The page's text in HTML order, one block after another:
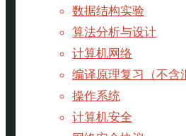
数据结构实验
算法分析与设计
计算机网络
编译原理复习（不含
操作系统
计算机安全
计算机安全
2024考纲 下载